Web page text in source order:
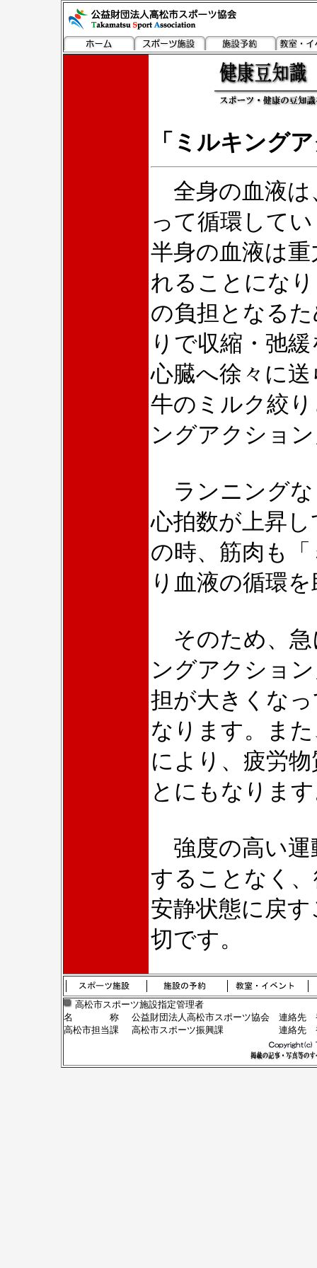
「ミルキング
全身の血液は
って循環して
半身の血液は
れることにな
の負担となる
りで収縮・弛
心臓へ徐々に
牛のミルク絞
ングアクショ
ランニングな
心拍数が上昇
の時、筋肉も
り血液の循環
そのため、急
ングアクショ
担が大きくな
なります。ま
により、疲労
とにもなりま
強度の高い運
することなく
安静状態に戻
切です。
高松市スポーツ施設指定管理者
名 称
公益財団法人高松市スポーツ協会
連絡先
高松市担当課
高松市スポーツ振興課 連絡先